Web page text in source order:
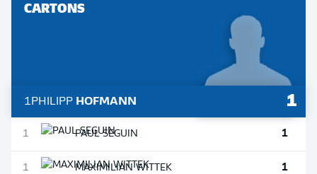
CARTONS
1PHILIPP HOFMANN 1
1 PAULSEGUIN 1
1 MAXIMILIAN WITTEK 1